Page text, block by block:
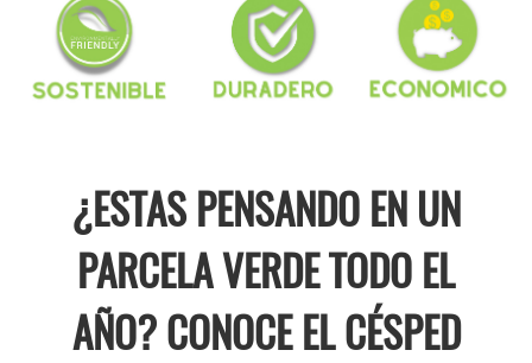
¿ESTAS PENSANDO EN UN
PARCELA VERDE TODO EL
AÑO? CONOCE EL CÉSPED